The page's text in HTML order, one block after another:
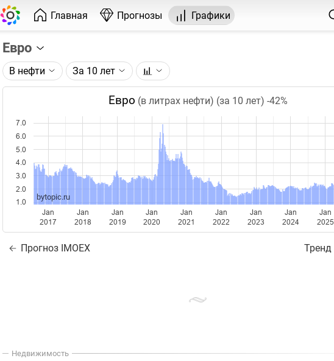
Главная Прогнозы Графики
Евро
Описание графика:
Цена евро, торгуемого на FOREX.
Каждая точка на графике - цена закрытия дня, недели или месяца.
Оптимальный таймфрейм (день, неделя, месяц) подбирается
при изменении глубины графика.
Данные добавляются ежедневно.
В нефти За 10 лет
Евро (в литрах нефти) (за 10 лет) -42%
Jan
2017
Jan
2018
Jan
2019
Jan
2020
Jan
2021
Jan
2022
Jan
2023
Jan
2024
Jan
2025
1.0
2.0
3.0
4.0
5.0
6.0
7.0
bytopic.ru
Прогноз IMOEX Тренд
Недвижимость